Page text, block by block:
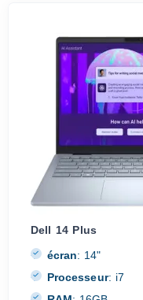
Dell 14 Plus
écran: 14"
Processeur: i7